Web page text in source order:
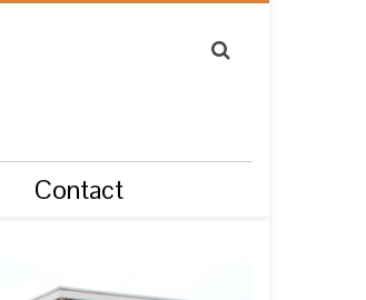
Contact